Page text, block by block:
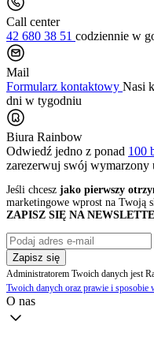
Call center
42 680 38 51 codziennie w
Mail
Formularz kontaktowy Nasi
dni w tygodniu
Biura Rainbow
Odwiedź jedno z ponad 100
zarezerwuj swój wymarzony
Jeśli chcesz jako pierwszy
marketingowe wprost na Twoją
ZAPISZ SIĘ NA
Zapisz się
Administratorem Twoich danych jest
Twoich danych oraz prawie i sposobie
O nas